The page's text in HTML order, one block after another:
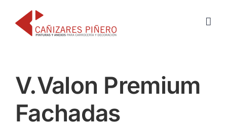
contenido
V.Valon Premium
Fachadas